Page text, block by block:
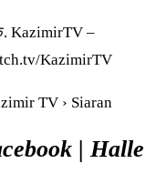
KazimirTV –
KazimirTV
TV › Siaran
| Halle